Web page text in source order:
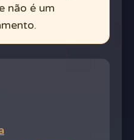
não é um